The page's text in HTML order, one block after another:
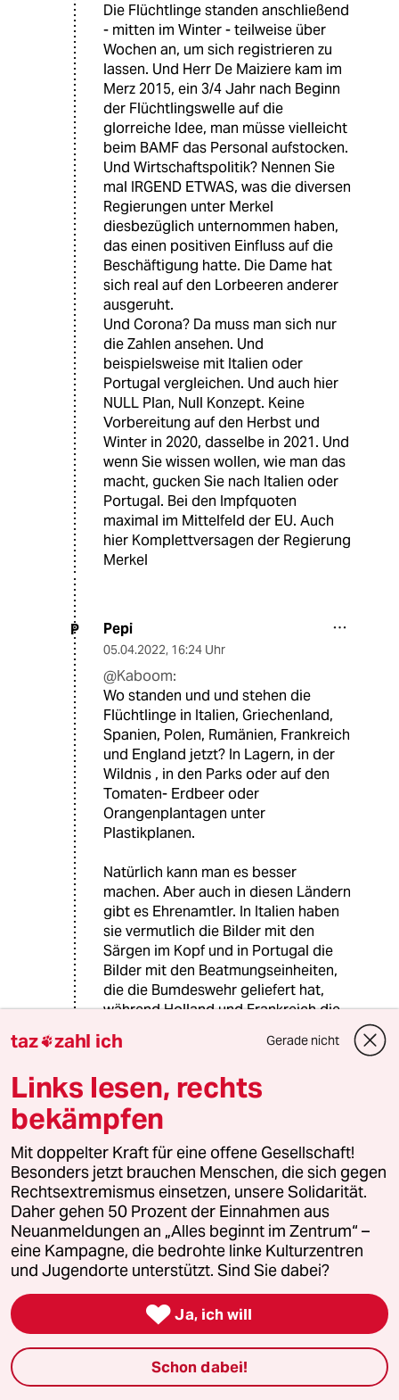
Die Flüchtlinge standen anschließend
- mitten im Winter - teilweise über
Wochen an, um sich registrieren zu
lassen. Und Herr De Maiziere kam im
Merz 2015, ein 3/4 Jahr nach Beginn
der Flüchtlingswelle auf die
glorreiche Idee, man müsse vielleicht
beim BAMF das Personal aufstocken.
Und Wirtschaftspolitik? Nennen Sie
mal IRGEND ETWAS, was die diversen
Regierungen unter Merkel
diesbezüglich unternommen haben,
das einen positiven Einfluss auf die
Beschäftigung hatte. Die Dame hat
sich real auf den Lorbeeren anderer
ausgeruht.
Und Corona? Da muss man sich nur
die Zahlen ansehen. Und
beispielsweise mit Italien oder
Portugal vergleichen. Und auch hier
NULL Plan, Null Konzept. Keine
Vorbereitung auf den Herbst und
Winter in 2020, dasselbe in 2021. Und
wenn Sie wissen wollen, wie man das
macht, gucken Sie nach Italien oder
Portugal. Bei den Impfquoten
maximal im Mittelfeld der EU. Auch
hier Komplettversagen der Regierung
Merkel
P Pepi
05.04.2022, 16:24 Uhr
@Kaboom:
Wo standen und und stehen die
Flüchtlinge in Italien, Griechenland,
Spanien, Polen, Rumänien, Frankreich
und England jetzt? In Lagern, in der
Wildnis , in den Parks oder auf den
Tomaten- Erdbeer oder
Orangenplantagen unter
Plastikplanen.
Natürlich kann man es besser
machen. Aber auch in diesen Ländern
gibt es Ehrenamtler. In Italien haben
sie vermutlich die Bilder mit den
Särgen im Kopf und in Portugal die
Bilder mit den Beatmungseinheiten,
die die Bumdeswehr geliefert hat,
während Holland und Frankreich die
Patienten in Deutschland auf den
Intensivstationen abgeladen hat.
Komplettversagen gedeutet wird,
kann ich nur vermuten, dass es dort
Rosen regnet. Zum Ehrenamt sage
ich Ihnen nur: Wenn Sie dafür Lohn
und Anerkennung erwarten ist es kein
Ehrenamt. Ehrenamt hat etwas mit
Freiwilligkeit zu tun.
dites-mois
05.04.2022,14:51 Uhr
@Kaboom:
stimmt so nicht (s.u.), aber das Tabu,
die himmelschreienden
taz zahl ich Gerade nicht
Links lesen, rechts
bekämpfen
Mit doppelter Kraft für eine offene Gesellschaft!
Besonders jetzt brauchen Menschen, die sich gegen
Rechtsextremismus einsetzen, unsere Solidarität.
Daher gehen 50 Prozent der Einnahmen aus
Neuanmeldungen an „Alles beginnt im Zentrum“ –
eine Kampagne, die bedrohte linke Kulturzentren
und Jugendorte unterstützt. Sind Sie dabei?
 Ja, ich will
Schon dabei!